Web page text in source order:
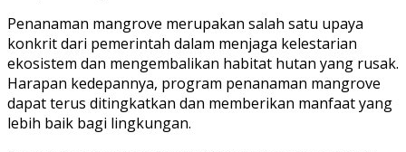
Penanaman mangrove merupakan salah satu upaya
konkrit dari pemerintah dalam menjaga kelestarian
ekosistem dan mengembalikan habitat hutan yang rusak.
Harapan kedepannya, program penanaman mangrove
dapat terus ditingkatkan dan memberikan manfaat yang
lebih baik bagi lingkungan.